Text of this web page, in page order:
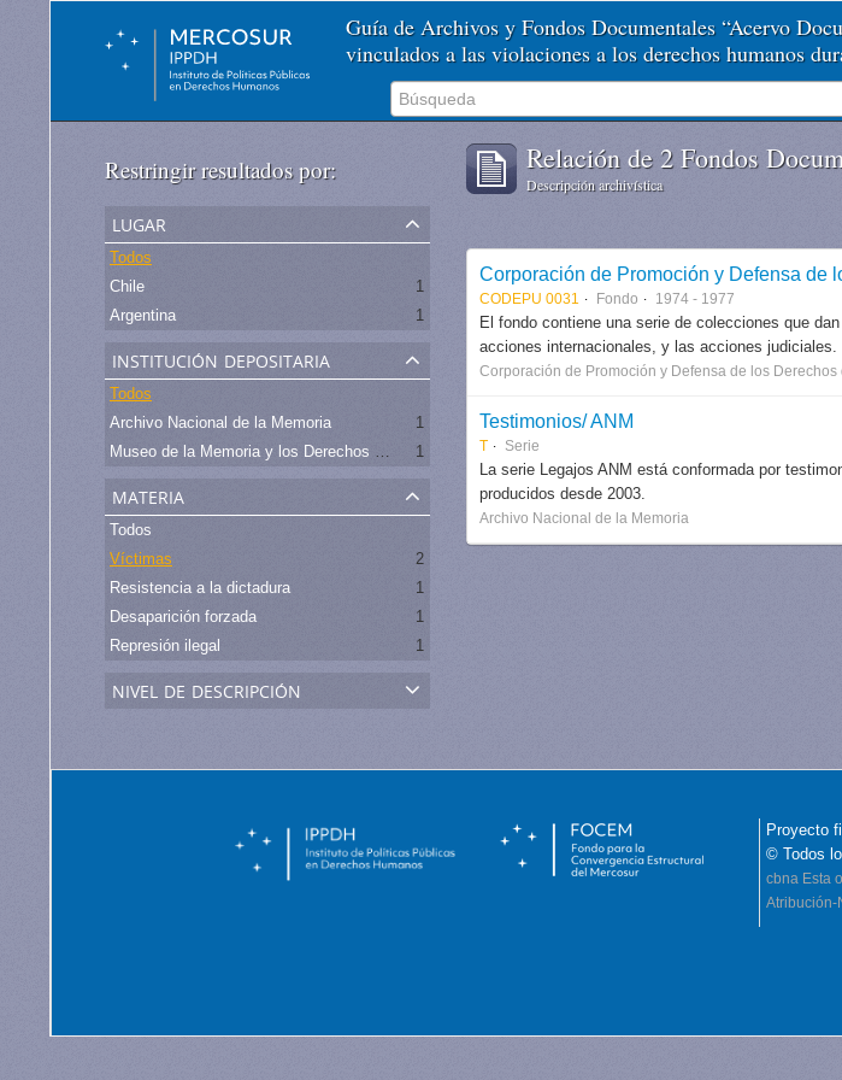
Guía de Archivos y Fondos Documentales “Acervo
vinculados a las violaciones a los derechos humanos
Restringir resultados por:
lugar
Todos
Chile
1
Argentina
1
institución depositaria
Todos
Archivo Nacional de la Memoria
1
Museo de la Memoria y los Derechos Humanos - Chile
1
materia
Todos
Víctimas
2
Resistencia a la dictadura
1
Desaparición forzada
1
Represión ilegal
1
nivel de descripción
Relación de 2 Fondos
Descripción archivística
Corporación de Promoción y Defensa de
CODEPU 0031 Fondo 1974 - 1977
El fondo contiene una serie de colecciones que
acciones internacionales, y las acciones
Corporación de Promoción y Defensa de los
Testimonios/ ANM
T Serie
La serie Legajos ANM está conformada por
producidos desde 2003.
Archivo Nacional de la Memoria
Proyecto
© Todos
cbna Esta
Atribución-